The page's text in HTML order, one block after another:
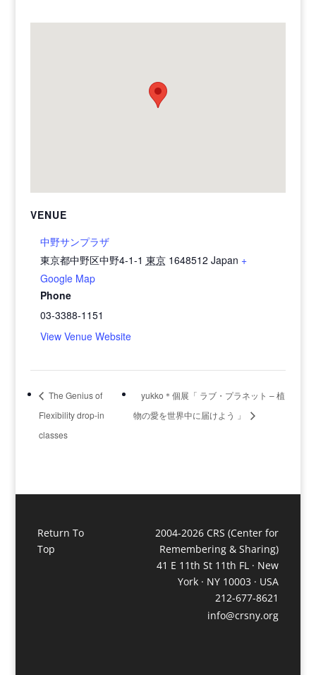
VENUE
中野サンプラザ
東京都中野区中野4-1-1 東京 1648512 Japan +
Google Map
Phone
03-3388-1151
View Venue Website
The Genius of
Flexibility drop-in
classes
yukko＊個展「 ラブ・プラネット – 植
物の愛を世界中に届けよう 」
Return To
Top
2004-2026 CRS (Center for
Remembering & Sharing)
41 E 11th St 11th FL · New
York · NY 10003 · USA
212-677-8621
info@crsny.org